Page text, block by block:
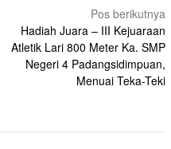
Pos berikutnya
Hadiah Juara – III Kejuaraan
Atletik Lari 800 Meter Ka. SMP
Negeri 4 Padangsidimpuan,
Menuai Teka-Teki